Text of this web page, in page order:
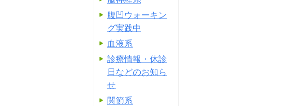
腹凹ウォーキン
グ実践中
血液系
診療情報・休診
日などのお知ら
せ
関節系